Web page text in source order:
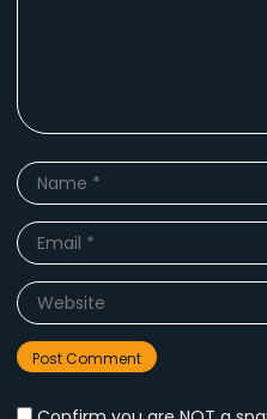
Name
Email
Website